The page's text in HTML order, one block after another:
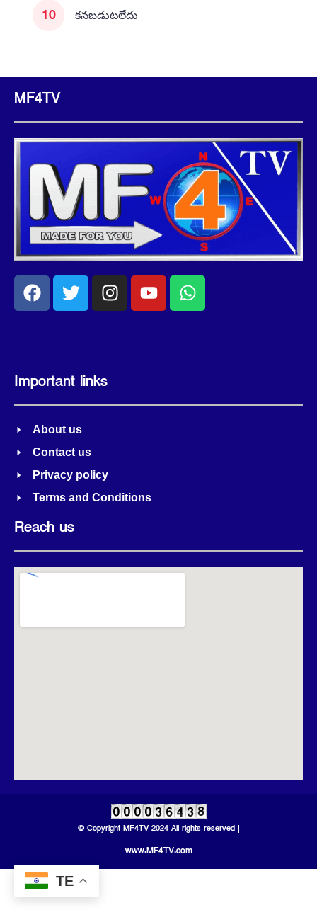
కనబడుటలేదు
MF4TV
Important links
About us
Contact us
Privacy policy
Terms and Conditions
Reach us
© Copyright MF4TV 2024 All rights reserved |
www.MF4TV.com
TE